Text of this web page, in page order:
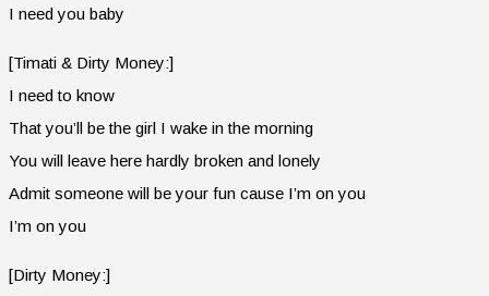
I need you baby
[Timati & Dirty Money:]
I need to know
That you’ll be the girl I wake in the morning
You will leave here hardly broken and lonely
Admit someone will be your fun cause I’m on you
I’m on you
[Dirty Money:]